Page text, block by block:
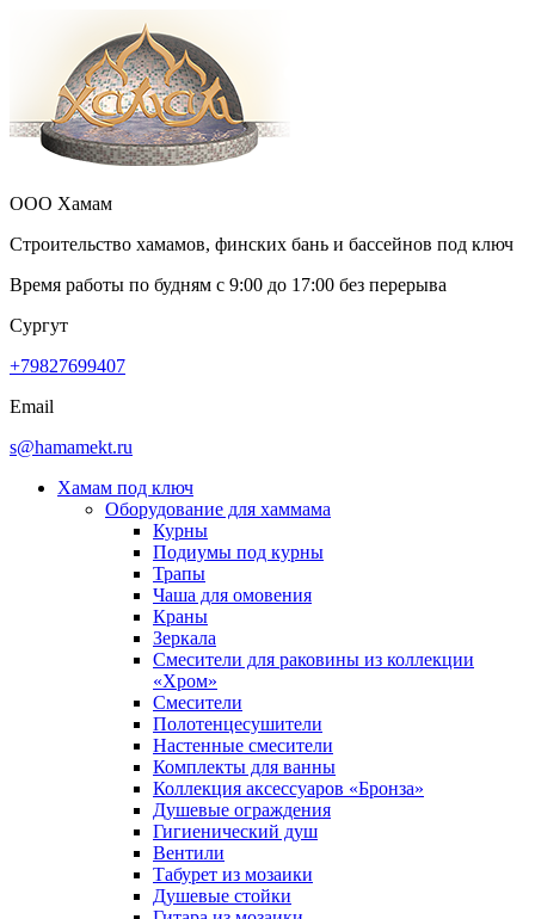
ООО Хамам
Строительство хамамов, финских бань и бассейнов под ключ
Время работы по будням с 9:00 до 17:00 без перерыва
Сургут
+79827699407
Email
s@hamamekt.ru
Хамам под ключ
Оборудование для хаммама
Курны
Подиумы под курны
Трапы
Чаша для омовения
Краны
Зеркала
Смесители для раковины из коллекции
«Хром»
Смесители
Полотенцесушители
Настенные смесители
Комплекты для ванны
Коллекция аксессуаров «Бронза»
Душевые ограждения
Гигиенический душ
Вентили
Табурет из мозаики
Душевые стойки